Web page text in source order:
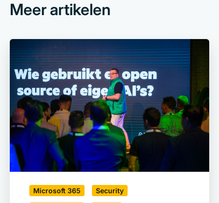
Meer artikelen
Microsoft 365 Security